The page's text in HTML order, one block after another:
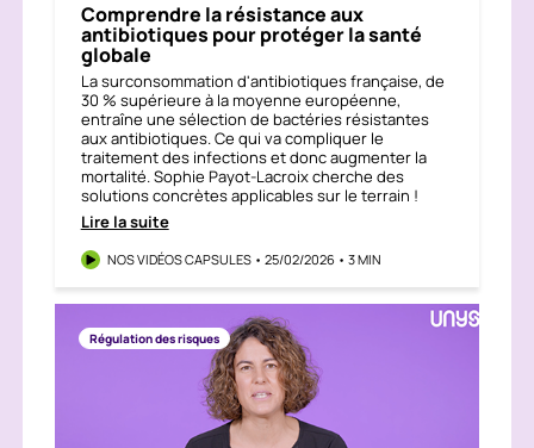
Comprendre la résistance aux
antibiotiques pour protéger la santé
globale
La surconsommation d'antibiotiques française, de
30 % supérieure à la moyenne européenne,
entraîne une sélection de bactéries résistantes
aux antibiotiques. Ce qui va compliquer le
traitement des infections et donc augmenter la
mortalité. Sophie Payot-Lacroix cherche des
solutions concrètes applicables sur le terrain !
Lire la suite
NOS VIDÉOS CAPSULES • 25/02/2026 • 3 MIN
Régulation des risques